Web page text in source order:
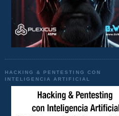
HACKING & PENTESTING CON
INTELIGENCIA ARTIFICIAL